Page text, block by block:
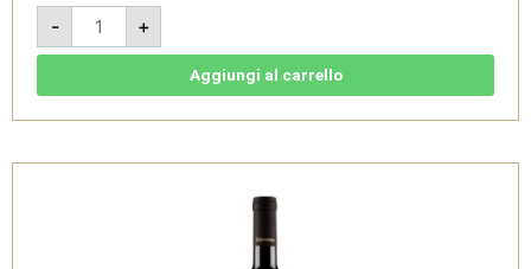
-
La
Famiglia
dei
Core
+
Aggiungi al carrello